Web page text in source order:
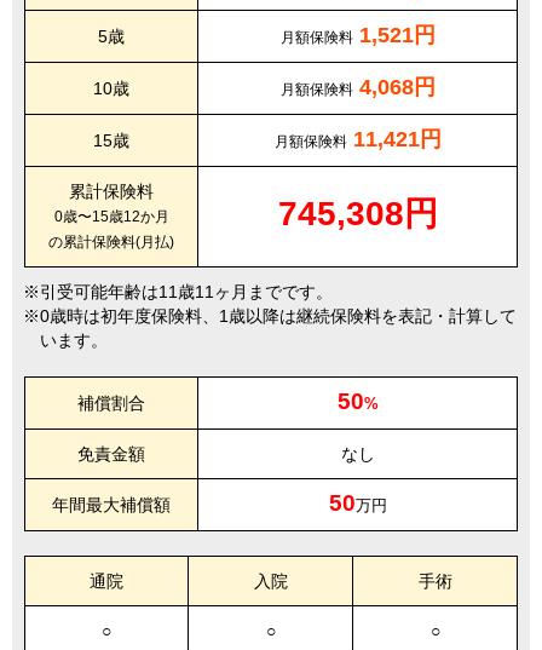
5歳 月額保険料 1,521円
10歳 月額保険料 4,068円
15歳 月額保険料 11,421円
累計保険料
0歳〜15歳12か月
の累計保険料(月払)
745,308円
引受可能年齢は11歳11ヶ月までです。
0歳時は初年度保険料、1歳以降は継続保険料を表記・計算して
います。
補償割合 50%
免責金額 なし
年間最大補償額 50万円
通院 入院 手術
○ ○ ○